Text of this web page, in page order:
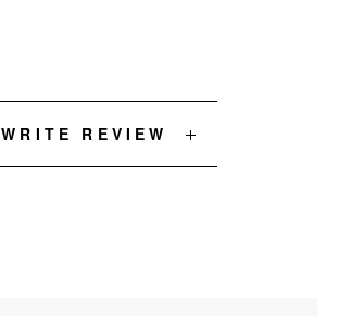
WRITE REVIEW